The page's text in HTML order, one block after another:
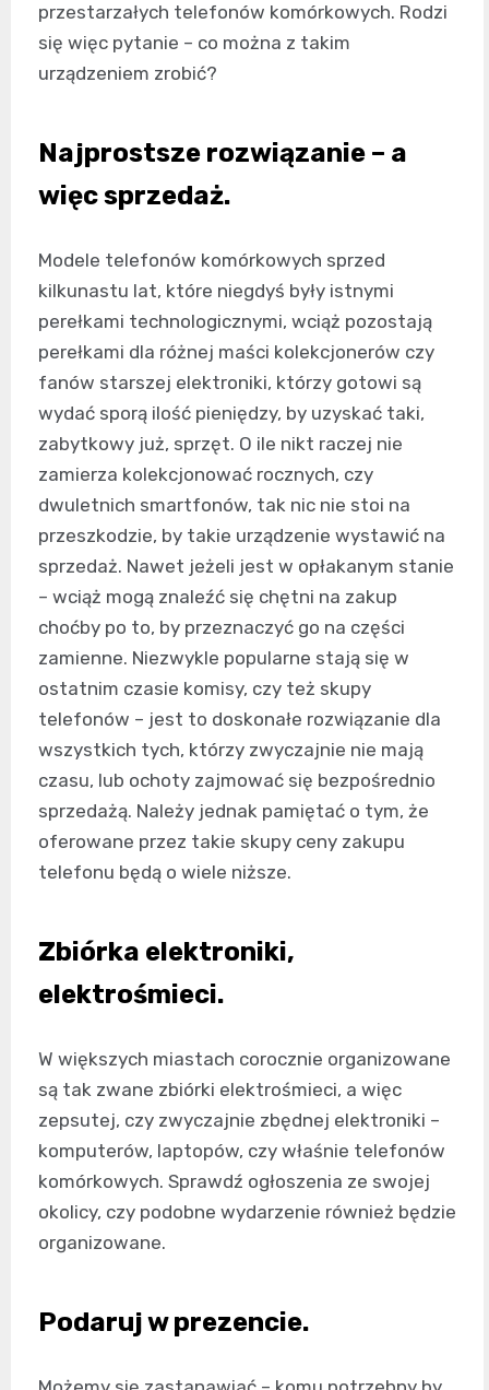
przestarzałych telefonów komórkowych. Rodzi
się więc pytanie – co można z takim
urządzeniem zrobić?
Najprostsze rozwiązanie – a
więc sprzedaż.
Modele telefonów komórkowych sprzed
kilkunastu lat, które niegdyś były istnymi
perełkami technologicznymi, wciąż pozostają
perełkami dla różnej maści kolekcjonerów czy
fanów starszej elektroniki, którzy gotowi są
wydać sporą ilość pieniędzy, by uzyskać taki,
zabytkowy już, sprzęt. O ile nikt raczej nie
zamierza kolekcjonować rocznych, czy
dwuletnich smartfonów, tak nic nie stoi na
przeszkodzie, by takie urządzenie wystawić na
sprzedaż. Nawet jeżeli jest w opłakanym stanie
– wciąż mogą znaleźć się chętni na zakup
choćby po to, by przeznaczyć go na części
zamienne. Niezwykle popularne stają się w
ostatnim czasie komisy, czy też skupy
telefonów – jest to doskonałe rozwiązanie dla
wszystkich tych, którzy zwyczajnie nie mają
czasu, lub ochoty zajmować się bezpośrednio
sprzedażą. Należy jednak pamiętać o tym, że
oferowane przez takie skupy ceny zakupu
telefonu będą o wiele niższe.
Zbiórka elektroniki,
elektrośmieci.
W większych miastach corocznie organizowane
są tak zwane zbiórki elektrośmieci, a więc
zepsutej, czy zwyczajnie zbędnej elektroniki –
komputerów, laptopów, czy właśnie telefonów
komórkowych. Sprawdź ogłoszenia ze swojej
okolicy, czy podobne wydarzenie również będzie
organizowane.
Podaruj w prezencie.